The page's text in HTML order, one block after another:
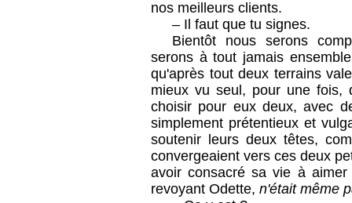
nos meilleurs clients.
– Il faut que tu signes.
Bientôt nous serons
serons à tout jamais
qu'après tout deux terrains
mieux vu seul, pour une fois,
choisir pour eux deux, avec
simplement prétentieux et
soutenir leurs deux têtes,
convergeaient vers ces deux
avoir consacré sa vie à
revoyant Odette, n'était même